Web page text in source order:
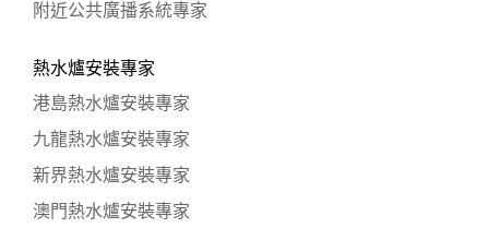
附近公共廣播系統專家
熱水爐安裝專家
港島熱水爐安裝專家
九龍熱水爐安裝專家
新界熱水爐安裝專家
澳門熱水爐安裝專家